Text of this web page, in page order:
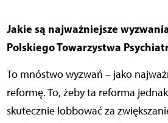
Jakie są najważniejsze
Polskiego Towarzystwa
To mnóstwo wyzwań – jako
reformę. To, żeby ta reforma
skutecznie lobbować za